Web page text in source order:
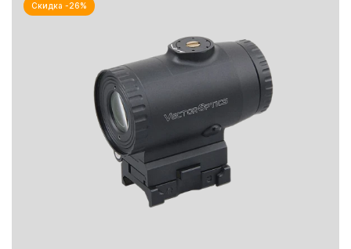
Скидка -26%